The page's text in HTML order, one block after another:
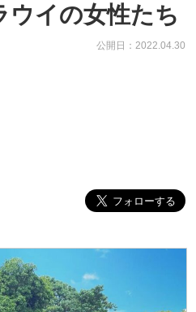
ウイの女性たち
公開日：2022.04.30